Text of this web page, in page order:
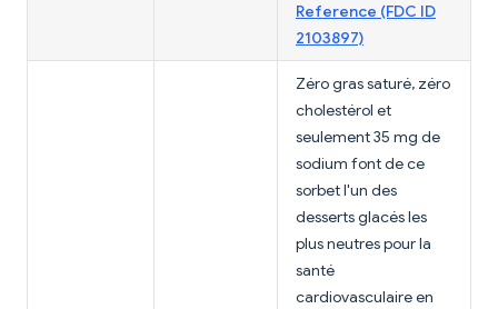
Reference (FDC ID
2103897)
Zéro gras saturé, zéro
cholestérol et
seulement 35 mg de
sodium font de ce
sorbet l'un des
desserts glacés les
plus neutres pour la
santé
cardiovasculaire en